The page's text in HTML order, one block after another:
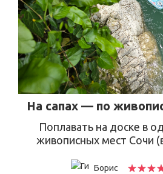
На сапах — по
Поплавать на доске в
живописных мест Сочи
Борис